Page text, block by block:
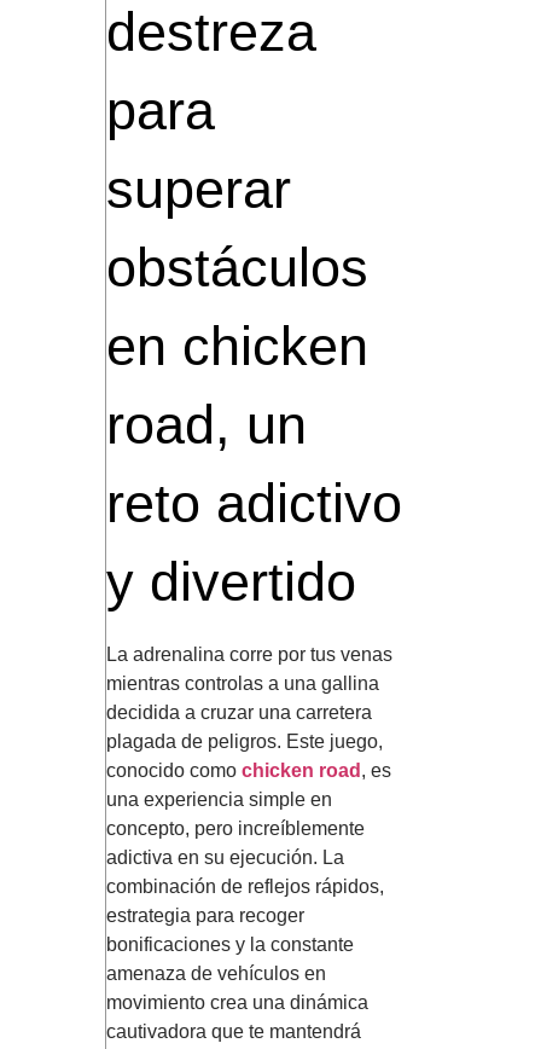
destreza
para
superar
obstáculos
en chicken
road, un
reto adictivo
y divertido
La adrenalina corre por tus venas
mientras controlas a una gallina
decidida a cruzar una carretera
plagada de peligros. Este juego,
conocido como chicken road , es
una experiencia simple en
concepto, pero increíblemente
adictiva en su ejecución. La
combinación de reflejos rápidos,
estrategia para recoger
bonificaciones y la constante
amenaza de vehículos en
movimiento crea una dinámica
cautivadora que te mantendrá